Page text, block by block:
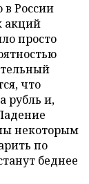
в России
акций
просто
что
рубль и,
некоторым
по
беднее